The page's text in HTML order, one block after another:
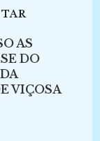
AS
DO
VIÇOSA